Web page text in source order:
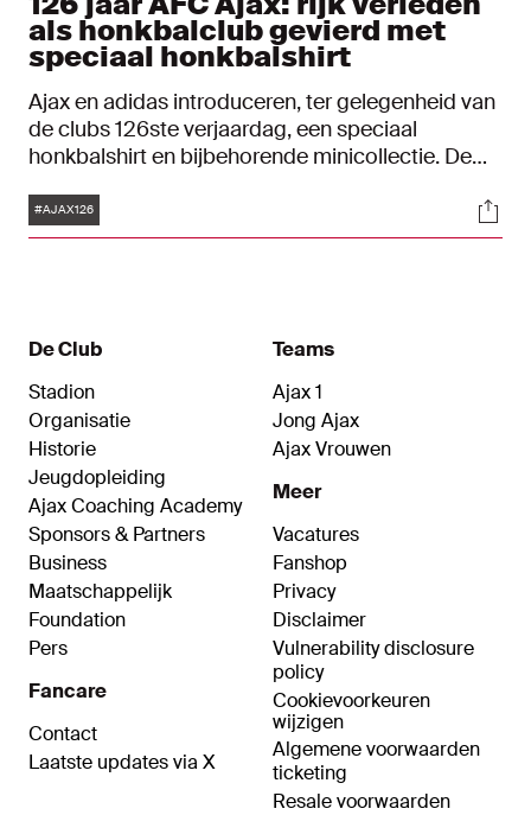
als honkbalclub gevierd met
speciaal honkbalshirt
Ajax en adidas introduceren, ter gelegenheid van
de clubs 126ste verjaardag, een speciaal
honkbalshirt en bijbehorende minicollectie. De
honkbalgeschiedenis, waar Ajax in totaal vier keer
landskampioen werd. Het honkbalshirt is
Amerikaanse sporten.
Tags
#AJAX126
De Club
Stadion
Organisatie
Historie
Jeugdopleiding
Ajax Coaching Academy
Sponsors & Partners
Business
Maatschappelijk
Foundation
Pers
Fancare
Contact
Laatste updates via X
Teams
Ajax 1
Jong Ajax
Ajax Vrouwen
Meer
Vacatures
Fanshop
Privacy
Disclaimer
Vulnerability disclosure
policy
Cookievoorkeuren
wijzigen
Algemene voorwaarden
ticketing
Resale voorwaarden